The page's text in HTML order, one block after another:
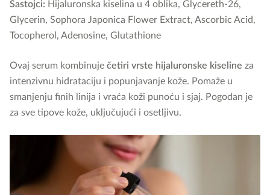
Sastojci: Hijaluronska kiselina u 4 oblika, Glycereth-26,
Glycerin, Sophora Japonica Flower Extract, Ascorbic Acid,
Tocopherol, Adenosine, Glutathione
Ovaj serum kombinuje četiri vrste hijaluronske kiseline za
intenzivnu hidrataciju i popunjavanje kože. Pomaže u
smanjenju finih linija i vraća koži punoću i sjaj. Pogodan je
za sve tipove kože, uključujući i osetljivu.